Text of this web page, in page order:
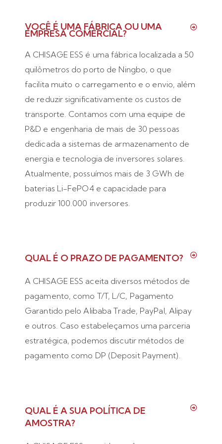
VOCÊ É UMA FÁBRICA OU UMA
EMPRESA COMERCIAL?
A CHISAGE ESS é uma fábrica localizada a 50
quilômetros do porto de Ningbo, o que
facilita muito o carregamento e o envio, além
de reduzir significativamente os custos de
transporte. Contamos com uma equipe de
P&D e engenharia de mais de 30 pessoas
dedicada a sistemas de armazenamento de
energia e tecnologia de inversores solares.
Atualmente, possuímos mais de 3 GWh de
baterias Li-FePO4 e capacidade para
produzir 100.000 inversores.
QUAL É O PRAZO DE PAGAMENTO?
A CHISAGE ESS aceita diversos métodos de
pagamento, como T/T, L/C, Pagamento
Garantido pelo Alibaba Trade, PayPal, Alipay
e outros. Caso estabeleçamos uma parceria
estratégica, podemos discutir métodos de
pagamento como DP (Deposit Payment).
QUAL É A SUA POLÍTICA DE
AMOSTRA?